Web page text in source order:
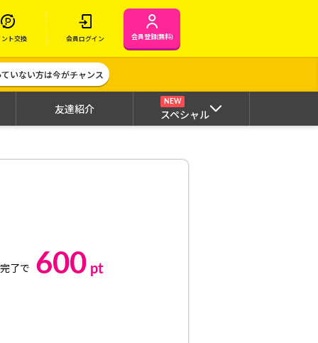
ント交換 会員ログイン 会員登録(無料)
いない方は今がチャンス
友達紹介
NEW
スペシャル
了で 600 pt